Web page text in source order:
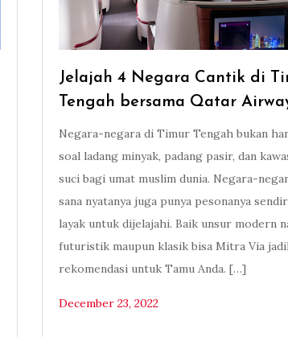
Jelajah 4 Negara Cantik di
Tengah bersama Qatar
Negara-negara di Timur Tengah bukan
soal ladang minyak, padang pasir, dan
suci bagi umat muslim dunia. Negara-
sana nyatanya juga punya pesonanya
layak untuk dijelajahi. Baik unsur modern
futuristik maupun klasik bisa Mitra Via
rekomendasi untuk Tamu Anda. […]
December 23, 2022